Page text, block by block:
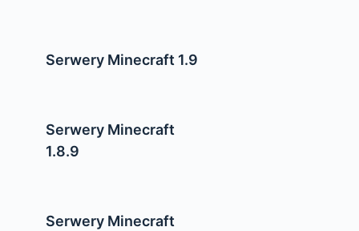
Serwery Minecraft 1.9
Serwery Minecraft
1.8.9
Serwery Minecraft